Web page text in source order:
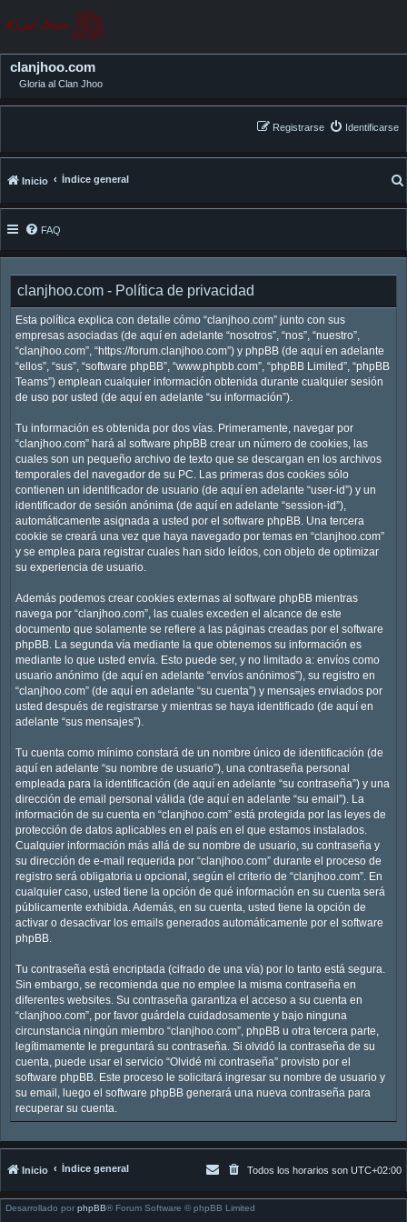
clanjhoo.com
Gloria al Clan Jhoo
Identificarse
Registrarse
Inicio Índice general
FAQ
clanjhoo.com - Política de privacidad
Esta política explica con detalle cómo “clanjhoo.com” junto con sus
empresas asociadas (de aquí en adelante “nosotros”, “nos”, “nuestro”,
“clanjhoo.com”, “https://forum.clanjhoo.com”) y phpBB (de aquí en adelante
“ellos”, “sus”, “software phpBB”, “www.phpbb.com”, “phpBB Limited”, “phpBB
Teams”) emplean cualquier información obtenida durante cualquier sesión
de uso por usted (de aquí en adelante “su información”).
Tu información es obtenida por dos vías. Primeramente, navegar por
“clanjhoo.com” hará al software phpBB crear un número de cookies, las
cuales son un pequeño archivo de texto que se descargan en los archivos
temporales del navegador de su PC. Las primeras dos cookies sólo
contienen un identificador de usuario (de aquí en adelante “user-id”) y un
identificador de sesión anónima (de aquí en adelante “session-id”),
automáticamente asignada a usted por el software phpBB. Una tercera
cookie se creará una vez que haya navegado por temas en “clanjhoo.com”
y se emplea para registrar cuales han sido leídos, con objeto de optimizar
su experiencia de usuario.
Además podemos crear cookies externas al software phpBB mientras
navega por “clanjhoo.com”, las cuales exceden el alcance de este
documento que solamente se refiere a las páginas creadas por el software
phpBB. La segunda vía mediante la que obtenemos su información es
mediante lo que usted envía. Esto puede ser, y no limitado a: envíos como
usuario anónimo (de aquí en adelante “envíos anónimos”), su registro en
“clanjhoo.com” (de aquí en adelante “su cuenta”) y mensajes enviados por
usted después de registrarse y mientras se haya identificado (de aquí en
adelante “sus mensajes”).
Tu cuenta como mínimo constará de un nombre único de identificación (de
aquí en adelante “su nombre de usuario”), una contraseña personal
empleada para la identificación (de aquí en adelante “su contraseña”) y una
dirección de email personal válida (de aquí en adelante “su email”). La
información de su cuenta en “clanjhoo.com” está protegida por las leyes de
protección de datos aplicables en el país en el que estamos instalados.
Cualquier información más allá de su nombre de usuario, su contraseña y
su dirección de e-mail requerida por “clanjhoo.com” durante el proceso de
registro será obligatoria u opcional, según el criterio de “clanjhoo.com”. En
cualquier caso, usted tiene la opción de qué información en su cuenta será
públicamente exhibida. Además, en su cuenta, usted tiene la opción de
activar o desactivar los emails generados automáticamente por el software
phpBB.
Tu contraseña está encriptada (cifrado de una vía) por lo tanto está segura.
Sin embargo, se recomienda que no emplee la misma contraseña en
diferentes websites. Su contraseña garantiza el acceso a su cuenta en
“clanjhoo.com”, por favor guárdela cuidadosamente y bajo ninguna
circunstancia ningún miembro “clanjhoo.com”, phpBB u otra tercera parte,
legítimamente le preguntará su contraseña. Si olvidó la contraseña de su
cuenta, puede usar el servicio “Olvidé mi contraseña” provisto por el
software phpBB. Este proceso le solicitará ingresar su nombre de usuario y
su email, luego el software phpBB generará una nueva contraseña para
recuperar su cuenta.
Inicio Índice general Todos los horarios son UTC+02:00
Desarrollado por phpBB® Forum Software © phpBB Limited